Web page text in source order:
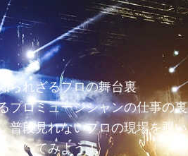
られざるプロの舞台裏
プロミュージシャンの仕事の裏
普段見れないプロの現場を覗い
てみよう！